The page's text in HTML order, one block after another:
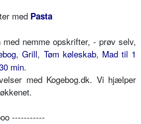
med Pasta
med nemme opskrifter, - prøv selv,
,Grill, Tøm køleskab, Mad til 1
min.
med Kogebog.dk. Vi hjælper
-----------